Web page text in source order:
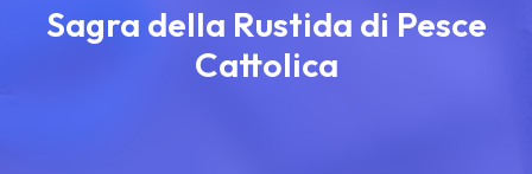
Sagra della Rustida di Pesce
Cattolica